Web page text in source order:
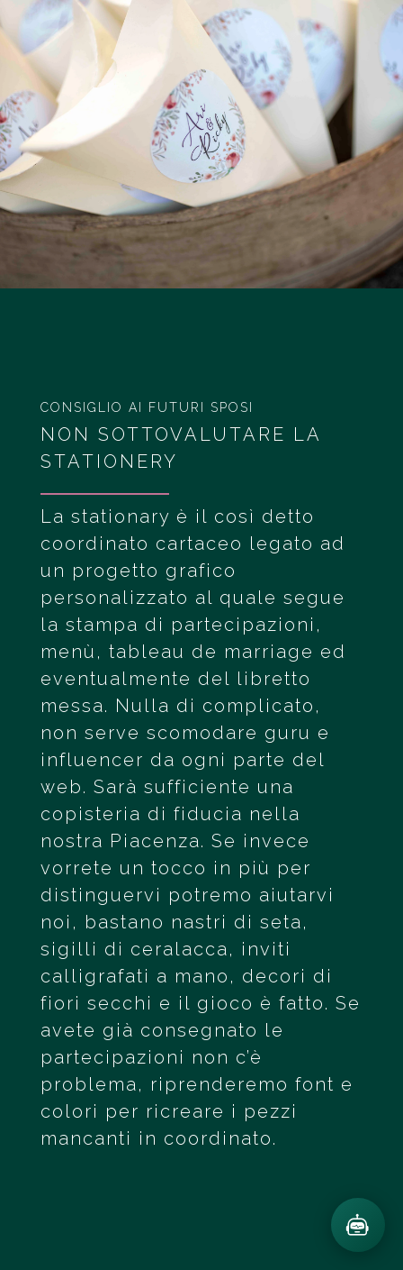
CONSIGLIO AI FUTURI SPOSI
NON SOTTOVALUTARE LA
STATIONERY
La stationary è il così detto
coordinato cartaceo legato ad
un progetto grafico
personalizzato al quale segue
la stampa di partecipazioni,
menù, tableau de marriage ed
eventualmente del libretto
messa. Nulla di complicato,
non serve scomodare guru e
influencer da ogni parte del
web. Sarà sufficiente una
copisteria di fiducia nella
nostra Piacenza. Se invece
vorrete un tocco in più per
distinguervi potremo aiutarvi
noi, bastano nastri di seta,
sigilli di ceralacca, inviti
calligrafati a mano, decori di
fiori secchi e il gioco è fatto. Se
avete già consegnato le
partecipazioni non c’è
problema, riprenderemo font e
colori per ricreare i pezzi
mancanti in coordinato.